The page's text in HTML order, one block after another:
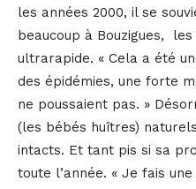
les années 2000, il se
beaucoup à Bouzigues,
ultrarapide. « Cela a été
des épidémies, une forte
ne poussaient pas. »
(les bébés huîtres)
intacts. Et tant pis si sa
toute l’année. « Je fais